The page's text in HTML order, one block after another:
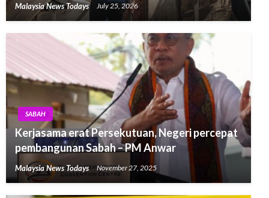
Malaysia News Todays July 25, 2026
SABAH
Kerjasama erat Persekutuan, Negeri percepat
pembangunan Sabah – PM Anwar
Malaysia News Todays November 27, 2025